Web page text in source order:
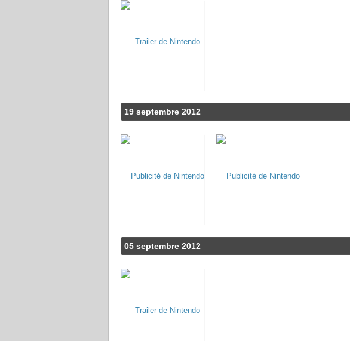
19 septembre 2012
05 septembre 2012